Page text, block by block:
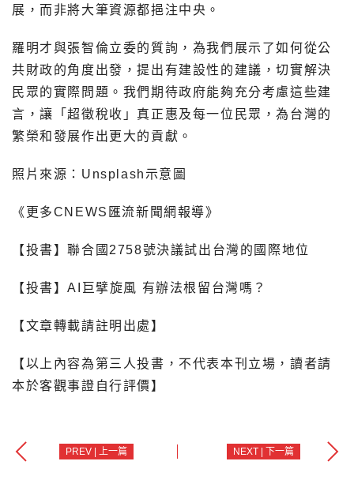
展，而非將大筆資源都挹注中央。
羅明才與張智倫立委的質詢，為我們展示了如何從公
共財政的角度出發，提出有建設性的建議，切實解決
民眾的實際問題。我們期待政府能夠充分考慮這些建
言，讓「超徵稅收」真正惠及每一位民眾，為台灣的
繁榮和發展作出更大的貢獻。
照片來源：Unsplash示意圖
《更多CNEWS匯流新聞網報導》
【投書】聯合國2758號決議試出台灣的國際地位
【投書】AI巨擘旋風 有辦法根留台灣嗎？
【文章轉載請註明出處】
【以上內容為第三人投書，不代表本刊立場，讀者請
本於客觀事證自行評價】
PREV | 上一篇 NEXT | 下一篇